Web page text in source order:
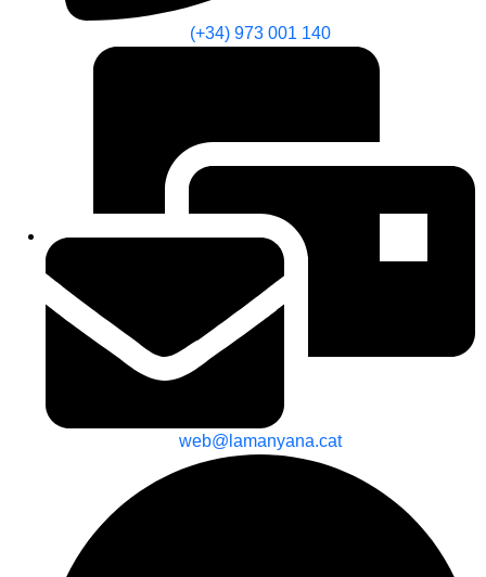
(+34) 973 001 140
web@lamanyana.cat